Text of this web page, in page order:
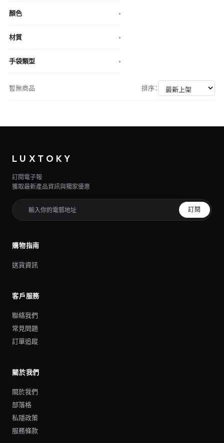
顏色 +
材質 +
手袋類型 +
暫無商品 排序：
LUXTOKY
訂閱電子報
獲取最新產品資訊與獨家優惠
訂閱
購物指南
送貨資訊
客戶服務
聯絡我們
常見問題
訂單追蹤
關於我們
關於我們
部落格
私隱政策
服務條款